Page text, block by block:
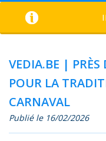
VEDIA.BE | PRÈS
POUR LA
CARNAVAL
Publié le 16/02/2026